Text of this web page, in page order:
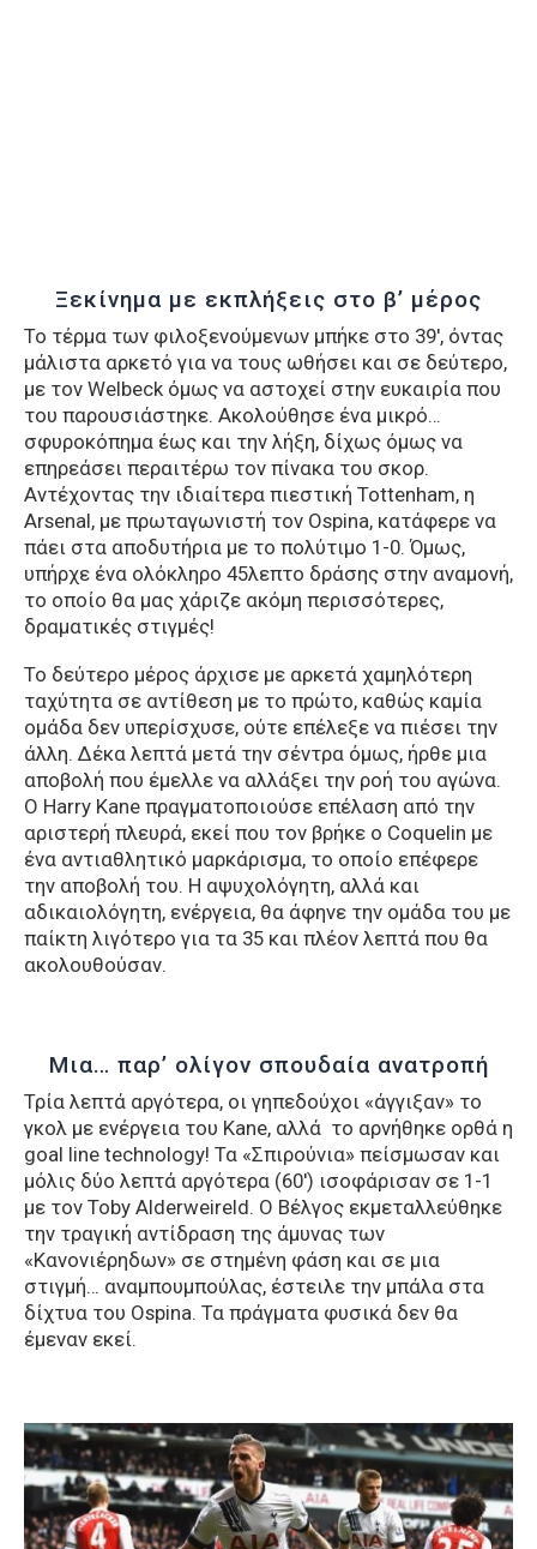
Ξεκίνημα με εκπλήξεις στο β’ μέρος
Το τέρμα των φιλοξενούμενων μπήκε στο 39′, όντας
μάλιστα αρκετό για να τους ωθήσει και σε δεύτερο,
με τον Welbeck όμως να αστοχεί στην ευκαιρία που
του παρουσιάστηκε. Ακολούθησε ένα μικρό…
σφυροκόπημα έως και την λήξη, δίχως όμως να
επηρεάσει περαιτέρω τον πίνακα του σκορ.
Αντέχοντας την ιδιαίτερα πιεστική Tottenham, η
Arsenal, με πρωταγωνιστή τον Ospina, κατάφερε να
πάει στα αποδυτήρια με το πολύτιμο 1-0. Όμως,
υπήρχε ένα ολόκληρο 45λεπτο δράσης στην αναμονή,
το οποίο θα μας χάριζε ακόμη περισσότερες,
δραματικές στιγμές!
Το δεύτερο μέρος άρχισε με αρκετά χαμηλότερη
ταχύτητα σε αντίθεση με το πρώτο, καθώς καμία
ομάδα δεν υπερίσχυσε, ούτε επέλεξε να πιέσει την
άλλη. Δέκα λεπτά μετά την σέντρα όμως, ήρθε μια
αποβολή που έμελλε να αλλάξει την ροή του αγώνα.
Ο Harry Kane πραγματοποιούσε επέλαση από την
αριστερή πλευρά, εκεί που τον βρήκε ο Coquelin με
ένα αντιαθλητικό μαρκάρισμα, το οποίο επέφερε
την αποβολή του. Η αψυχολόγητη, αλλά και
αδικαιολόγητη, ενέργεια, θα άφηνε την ομάδα του με
παίκτη λιγότερο για τα 35 και πλέον λεπτά που θα
ακολουθούσαν.
Μια… παρ’ ολίγον σπουδαία ανατροπή
Τρία λεπτά αργότερα, οι γηπεδούχοι «άγγιξαν» το
γκολ με ενέργεια του Kane, αλλά το αρνήθηκε ορθά η
goal line technology! Τα «Σπιρούνια» πείσμωσαν και
μόλις δύο λεπτά αργότερα (60′) ισοφάρισαν σε 1-1
με τον Toby Alderweireld. Ο Βέλγος εκμεταλλεύθηκε
την τραγική αντίδραση της άμυνας των
«Κανονιέρηδων» σε στημένη φάση και σε μια
στιγμή… αναμπουμπούλας, έστειλε την μπάλα στα
δίχτυα του Ospina. Τα πράγματα φυσικά δεν θα
έμεναν εκεί.